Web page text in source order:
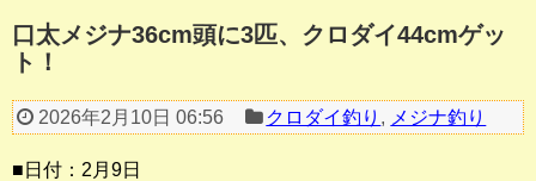
口太メジナ36cm頭に3匹、クロダイ44cmゲッ
ト！
2026年2月10日 06:56 クロダイ釣り , メジナ釣り
■日付：2月9日
投げ・堤防釣り
陸っぱりルアー
船・ボート釣り